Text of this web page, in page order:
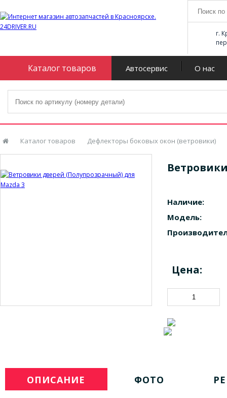
г.
Каталог товаров Автосервис О нас
Каталог товаров Дефлекторы боковых окон (ветровики)
Наличие:
Модель:
Цена:
ОПИСАНИЕ ФОТО